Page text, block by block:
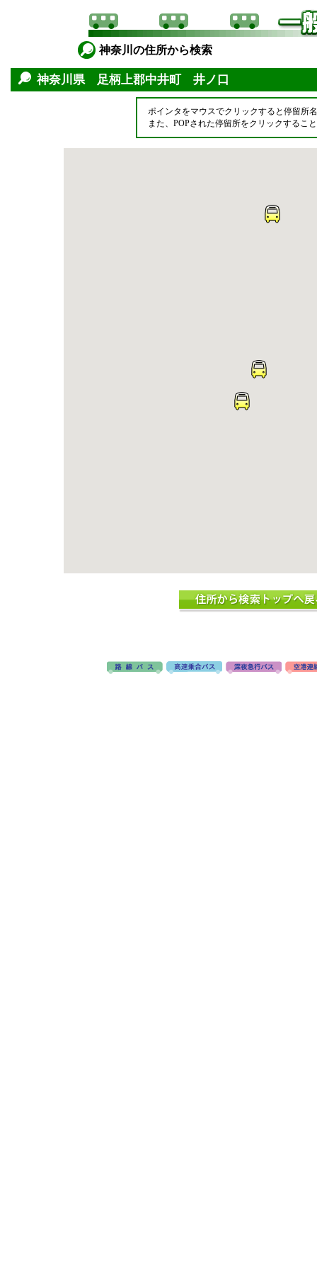
神奈川の住所から検索
神奈川県 足柄上郡中井町 井ノ口
ポインタをマウスでクリックすると停留所
また、POPされた停留所をクリックするこ